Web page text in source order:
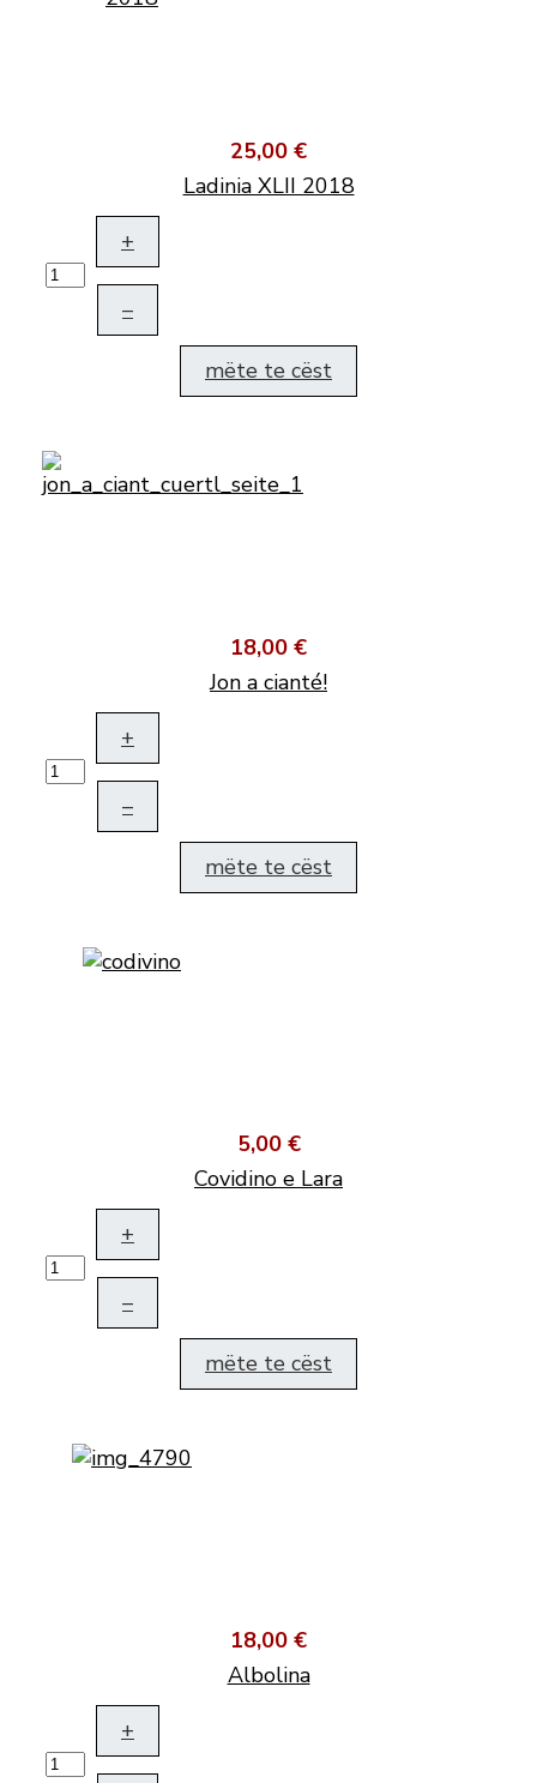
25,00 €
Ladinia XLII 2018
+
–
mëte te cëst
18,00 €
Jon a cianté!
+
–
mëte te cëst
5,00 €
Covidino e Lara
+
–
mëte te cëst
18,00 €
Albolina
+